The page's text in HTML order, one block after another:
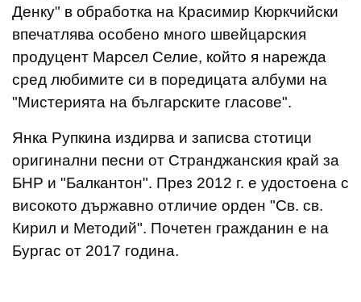
Денку" в обработка на Красимир Кюркчийски
впечатлява особено много швейцарския
продуцент Марсел Селие, който я нарежда
сред любимите си в поредицата албуми на
"Мистерията на българските гласове".
Янка Рупкина издирва и записва стотици
оригинални песни от Странджанския край за
БНР и "Балкантон". През 2012 г. е удостоена с
високото държавно отличие орден "Св. св.
Кирил и Методий". Почетен гражданин е на
Бургас от 2017 година.